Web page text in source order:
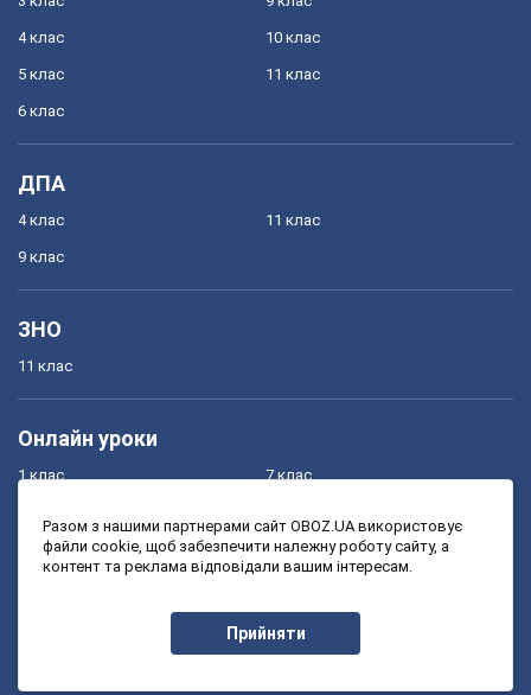
4 клас
5 клас
6 клас
10 клас
11 клас
ДПА
4 клас
9 клас
11 клас
ЗНО
11 клас
Онлайн уроки
1 клас
3 клас
7 клас
9 клас
Разом з нашими партнерами сайт OBOZ.UA використовує
файли cookie, щоб забезпечити належну роботу сайту, а
контент та реклама відповідали вашим інтересам.
Прийняти